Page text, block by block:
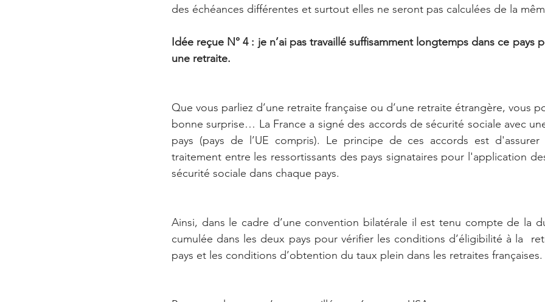
des échéances différentes et surtout elles ne seront pas calculées de la
Idée reçue N° 4 : je n’ai pas travaillé suffisamment longtemps dans ce pays
une retraite.
Que vous parliez d’une retraite française ou d’une retraite étrangère, vous
bonne surprise… La France a signé des accords de sécurité sociale avec
pays (pays de l’UE compris). Le principe de ces accords est
traitement entre les ressortissants des pays signataires pour l'application
sécurité sociale dans chaque pays.
Ainsi, dans le cadre d’une convention bilatérale il est tenu compte de la
cumulée dans les deux pays pour vérifier les conditions d’éligibilité à la
pays et les conditions d’obtention du taux plein dans les retraites françaises.